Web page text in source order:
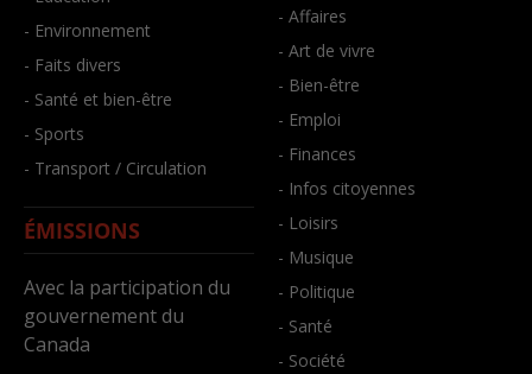
- Environnement
- Faits divers
- Santé et bien-être
- Sports
- Transport / Circulation
ÉMISSIONS
Avec la participation du
gouvernement du
Canada
- Affaires
- Art de vivre
- Bien-être
- Emploi
- Finances
- Infos citoyennes
- Loisirs
- Musique
- Politique
- Santé
- Société